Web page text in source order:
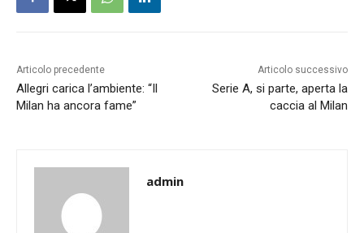
Articolo precedente
Allegri carica l’ambiente: “Il
Milan ha ancora fame”
Articolo successivo
Serie A, si parte, aperta la
caccia al Milan
admin